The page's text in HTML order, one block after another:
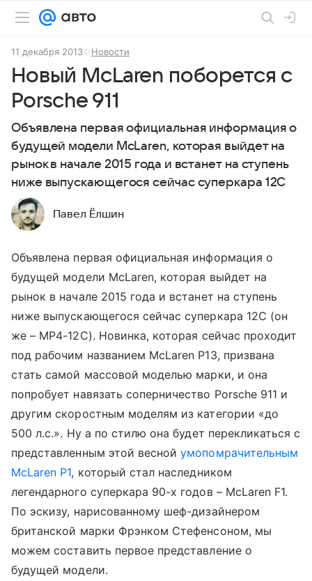
11 декабря 2013 Новости
Новый McLaren поборется с
Porsche 911
Объявлена первая официальная информация о
будущей модели McLaren, которая выйдет на
рынок в начале 2015 года и встанет на ступень
ниже выпускающегося сейчас суперкара 12C
Павел Ёлшин
Объявлена первая официальная информация о
будущей модели McLaren, которая выйдет на
рынок в начале 2015 года и встанет на ступень
ниже выпускающегося сейчас суперкара 12C (он
же – MP4-12C). Новинка, которая сейчас проходит
под рабочим названием McLaren P13, призвана
стать самой массовой моделью марки, и она
попробует навязать соперничество Porsche 911 и
другим скоростным моделям из категории «до
500 л.с.». Ну а по стилю она будет перекликаться с
представленным этой веснойумопомрачительным
McLaren P1, который стал наследником
легендарного суперкара 90-х годов – McLaren F1.
По эскизу, нарисованному шеф-дизайнером
британской марки Фрэнком Стефенсоном, мы
можем составить первое представление о
будущей модели.